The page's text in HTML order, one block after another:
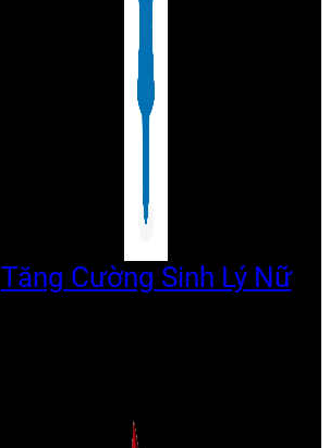
Tăng Cường Sinh Lý Nữ